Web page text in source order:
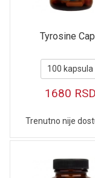
Tyrosine
100 kapsula
1680 RSD
Trenutno nije